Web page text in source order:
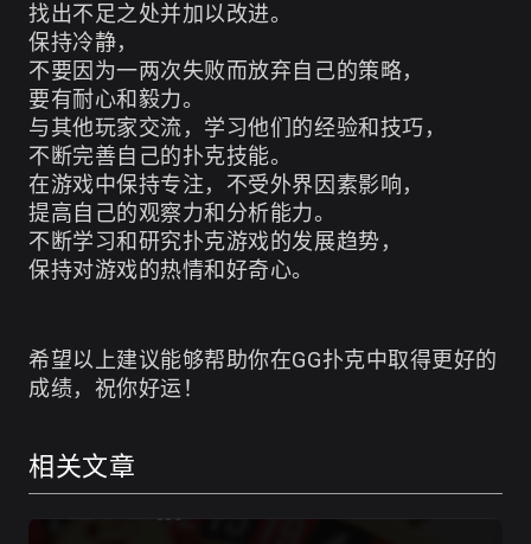
找出不足之处并加以改进。
保持冷静，
不要因为一两次失败而放弃自己的策略，
要有耐心和毅力。
与其他玩家交流，学习他们的经验和技巧，
不断完善自己的扑克技能。
在游戏中保持专注，不受外界因素影响，
提高自己的观察力和分析能力。
不断学习和研究扑克游戏的发展趋势，
保持对游戏的热情和好奇心。
希望以上建议能够帮助你在GG扑克中取得更好的
成绩，祝你好运！
相关文章